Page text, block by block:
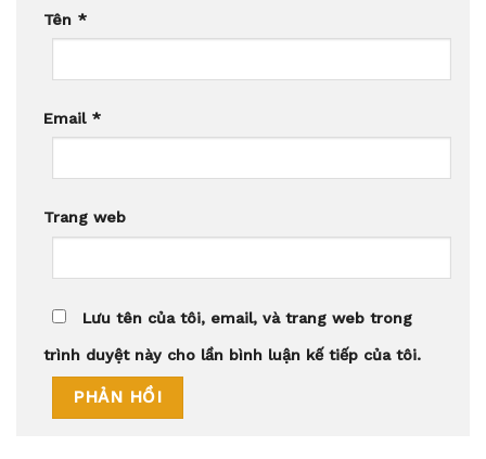
Tên *
Email *
Trang web
Lưu tên của tôi, email, và trang web trong
trình duyệt này cho lần bình luận kế tiếp của tôi.